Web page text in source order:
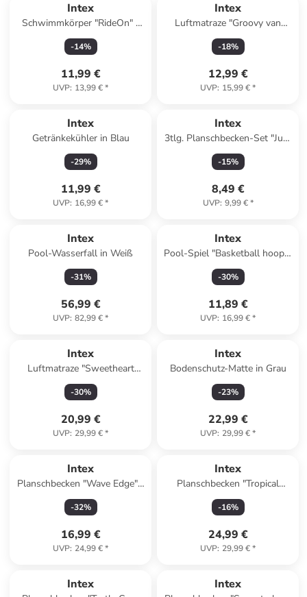
Intex
Schwimmkörper "RideOn" -
ab 3 Jahren
(Überraschungsprodukt)
-14%
11,99 €
UVP: 13,99 €*
Intex
Luftmatraze "Groovy van
float" - ab 9 Jahren
-18%
12,99 €
UVP: 15,99 €*
Intex
Getränkekühler in Blau
-29%
11,99 €
UVP: 16,99 €*
Intex
3tlg. Planschbecken-Set "Just
so Fruity" - ab 2 Jahren
-15%
8,49 €
UVP: 9,99 €*
Intex
Pool-Wasserfall in Weiß
-31%
56,99 €
UVP: 82,99 €*
Intex
Pool-Spiel "Basketball hoops"
- ab 3 Jahren
-30%
11,89 €
UVP: 16,99 €*
Intex
Luftmatraze "Sweetheart
float" ab 9 Jahren
-30%
20,99 €
UVP: 29,99 €*
Intex
Bodenschutz-Matte in Grau
-23%
22,99 €
UVP: 29,99 €*
Intex
Planschbecken "Wave Edge" -
ab 3 Jahren
-32%
16,99 €
UVP: 24,99 €*
Intex
Planschbecken "Tropical
island" - ab 12 Monaten
-16%
24,99 €
UVP: 29,99 €*
Intex Intex